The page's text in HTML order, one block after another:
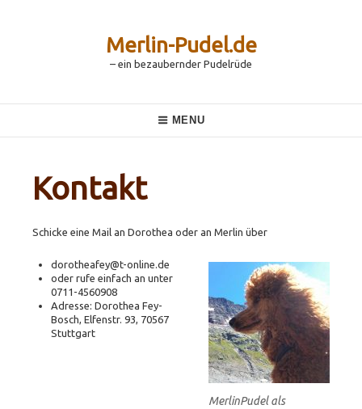
Merlin-Pudel.de
– ein bezaubernder Pudelrüde
Navigation
MENU
Kontakt
Schicke eine Mail an Dorothea oder an Merlin über
MerlinPudel als
dorotheafey@t-online.de
oder rufe einfach an unter
0711-4560908
Adresse: Dorothea Fey-
Bosch, Elfenstr. 93, 70567
Stuttgart